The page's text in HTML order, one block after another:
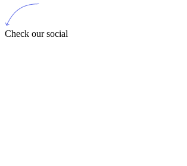
Check our social